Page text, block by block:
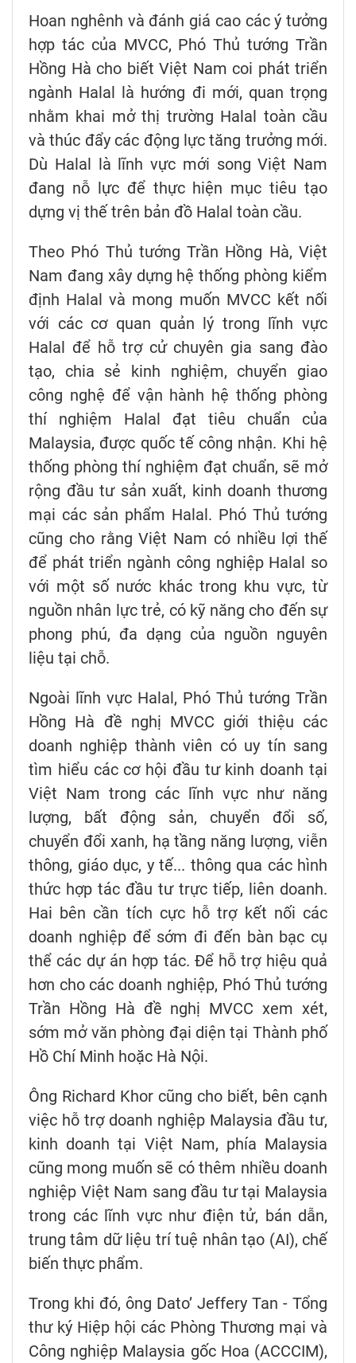
Hoan nghênh và đánh giá cao các ý tưởng
hợp tác của MVCC, Phó Thủ tướng Trần
Hồng Hà cho biết Việt Nam coi phát triển
ngành Halal là hướng đi mới, quan trọng
nhằm khai mở thị trường Halal toàn cầu
và thúc đẩy các động lực tăng trưởng mới.
Dù Halal là lĩnh vực mới song Việt Nam
đang nỗ lực để thực hiện mục tiêu tạo
dựng vị thế trên bản đồ Halal toàn cầu.
Theo Phó Thủ tướng Trần Hồng Hà, Việt
Nam đang xây dựng hệ thống phòng kiểm
định Halal và mong muốn MVCC kết nối
với các cơ quan quản lý trong lĩnh vực
Halal để hỗ trợ cử chuyên gia sang đào
tạo, chia sẻ kinh nghiệm, chuyển giao
công nghệ để vận hành hệ thống phòng
thí nghiệm Halal đạt tiêu chuẩn của
Malaysia, được quốc tế công nhận. Khi hệ
thống phòng thí nghiệm đạt chuẩn, sẽ mở
rộng đầu tư sản xuất, kinh doanh thương
mại các sản phẩm Halal. Phó Thủ tướng
cũng cho rằng Việt Nam có nhiều lợi thế
để phát triển ngành công nghiệp Halal so
với một số nước khác trong khu vực, từ
nguồn nhân lực trẻ, có kỹ năng cho đến sự
phong phú, đa dạng của nguồn nguyên
liệu tại chỗ.
Ngoài lĩnh vực Halal, Phó Thủ tướng Trần
Hồng Hà đề nghị MVCC giới thiệu các
doanh nghiệp thành viên có uy tín sang
tìm hiểu các cơ hội đầu tư kinh doanh tại
Việt Nam trong các lĩnh vực như năng
lượng, bất động sản, chuyển đổi số,
chuyển đổi xanh, hạ tầng năng lượng, viễn
thông, giáo dục, y tế... thông qua các hình
thức hợp tác đầu tư trực tiếp, liên doanh.
Hai bên cần tích cực hỗ trợ kết nối các
doanh nghiệp để sớm đi đến bàn bạc cụ
thể các dự án hợp tác. Để hỗ trợ hiệu quả
hơn cho các doanh nghiệp, Phó Thủ tướng
Trần Hồng Hà đề nghị MVCC xem xét,
sớm mở văn phòng đại diện tại Thành phố
Hồ Chí Minh hoặc Hà Nội.
Ông Richard Khor cũng cho biết, bên cạnh
việc hỗ trợ doanh nghiệp Malaysia đầu tư,
kinh doanh tại Việt Nam, phía Malaysia
cũng mong muốn sẽ có thêm nhiều doanh
nghiệp Việt Nam sang đầu tư tại Malaysia
trong các lĩnh vực như điện tử, bán dẫn,
trung tâm dữ liệu trí tuệ nhân tạo (AI), chế
biến thực phẩm.
Trong khi đó, ông Dato’ Jeffery Tan - Tổng
thư ký Hiệp hội các Phòng Thương mại và
Công nghiệp Malaysia gốc Hoa (ACCCIM),